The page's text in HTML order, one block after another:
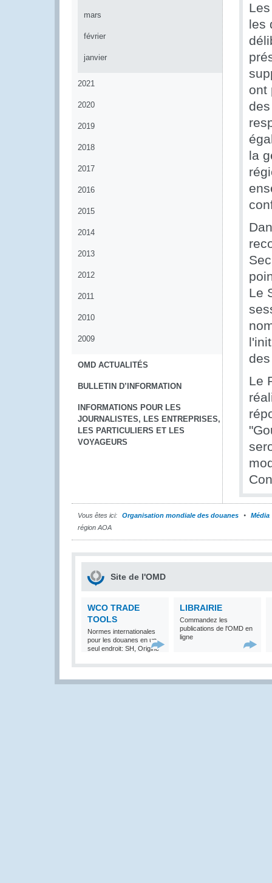
mars
février
janvier
2021
2020
2019
2018
2017
2016
2015
2014
2013
2012
2011
2010
2009
OMD ACTUALITÉS
BULLETIN D’INFORMATION
INFORMATIONS POUR LES
JOURNALISTES, LES ENTREPRISES,
LES PARTICULIERS ET LES
VOYAGEURS
les
ont
la
Le
Le
Vous êtes ici: Organisation mondiale des douanes
Média
région AOA
Site de l'OMD
WCO TRADE
TOOLS
Normes internationales
pour les douanes en un
seul endroit: SH, Origine
LIBRAIRIE
Commandez les
publications de l'OMD en
ligne